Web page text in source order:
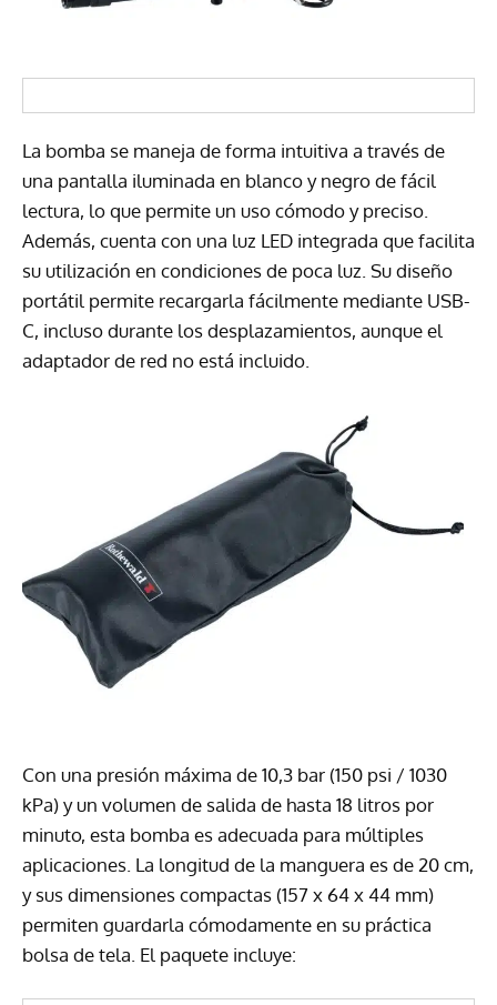
La bomba se maneja de forma intuitiva a través de
una pantalla iluminada en blanco y negro de fácil
lectura, lo que permite un uso cómodo y preciso.
Además, cuenta con una luz LED integrada que facilita
su utilización en condiciones de poca luz. Su diseño
portátil permite recargarla fácilmente mediante USB-
C, incluso durante los desplazamientos, aunque el
adaptador de red no está incluido.
Con una presión máxima de 10,3 bar (150 psi / 1030
kPa) y un volumen de salida de hasta 18 litros por
minuto, esta bomba es adecuada para múltiples
aplicaciones. La longitud de la manguera es de 20 cm,
y sus dimensiones compactas (157 x 64 x 44 mm)
permiten guardarla cómodamente en su práctica
bolsa de tela. El paquete incluye: